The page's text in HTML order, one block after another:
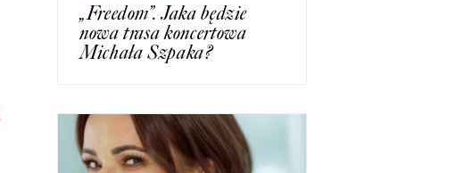
„Freedom”. Jaka będzie
nowa trasa koncertowa
Michała Szpaka?